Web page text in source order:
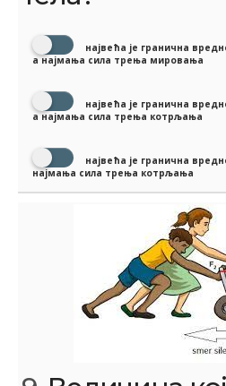
највећа је гранична
а најмања сила трења мировања
највећа је гранична
а најмања сила трења котрљања
највећа је гранична
најмања сила трења котрљања